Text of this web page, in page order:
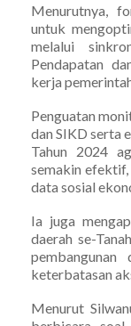
Menurutnya,
untuk
melalui
Pendapatan
kerja
Penguatan
dan SIKD serta
Tahun 2024
semakin efektif,
data sosial
Ia juga
daerah se-
keterbatasan
Menurut